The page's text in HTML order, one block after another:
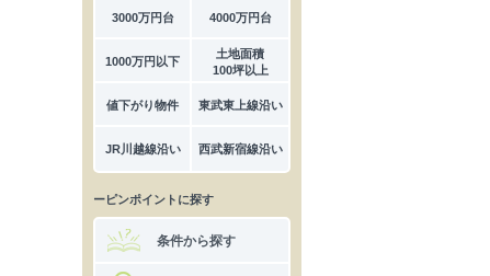
3000万円台 4000万円台
1000万円以下
土地面積
100坪以上
値下がり物件 東武東上線沿い
JR川越線沿い 西武新宿線沿い
ーピンポイントに探す
条件から探す